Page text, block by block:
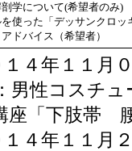
学について(希望者のみ)
使った「デッサンクロッ
ドバイス（希望者）
４年１１月
性コスチュ
「下肢帯
４年１１月